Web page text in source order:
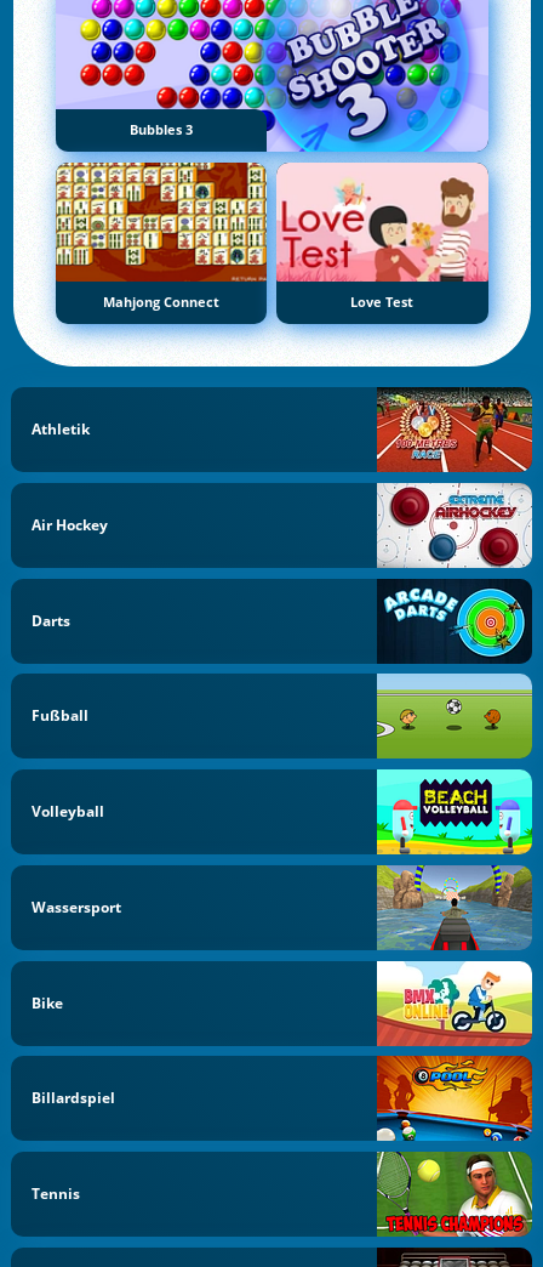
Bubbles 3
Mahjong Connect Love Test
Athletik
Air Hockey
Darts
Fußball
Volleyball
Wassersport
Bike
Billardspiel
Tennis